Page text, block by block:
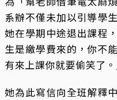
系辦不僅未加以引導學
她在學期中途退出課程
生是繳學費來的，你不
有來上課你就要偷笑了。
她為此寫信向全班解釋